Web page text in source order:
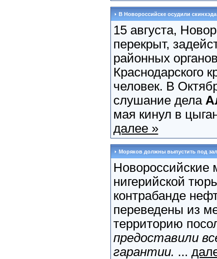
В Новороссийске осудили скинхэда
15 августа,
перекрыт,
районных
Краснодарского
человек. В
слушание дела
мая кинул в
далее »
Моряков должны выпустить под
Новороссийские
нигерийской
контрабанде
переведены из
территорию
предоставили
гарантии. ...